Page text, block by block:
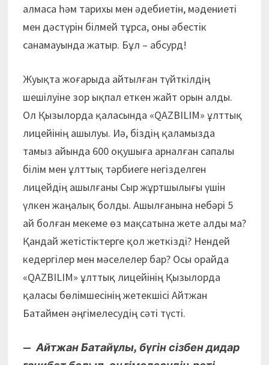
алмаса һәм тарихы мен әдебиетін, мәдениеті
мен дәстүрін білмей тұрса, оны әбестік
санамауында жатыр. Бұл – абсурд!
Жуықта жоғарыда айтылған түйткілдің
шешілуіне зор ықпал еткен жайт орын алды.
Ол Қызыл­орда қаласында «QAZBILIM» ұлттық
лицейінің ашылуы. Иә, біздің қаламызда
тамыз айында 600 оқушыға арналған сапалы
білім мен ұлттық тәрбиеге негізделген
лицейдің ашылғаны Сыр жұртшылығы үшін
үлкен жаңалық болды. Ашылғанына небәрі 5
ай болған мекеме өз мақсатына жете алды ма?
Қандай жетістіктерге қол жеткізді? Нендей
кедергілер мен мәселелер бар? Осы орайда
«QAZBILIM» ұлттық лицейінің Қызылорда
қаласы бөлімшесінің жетекшісі Айтжан
Батаймен әңгімелесудің сәті түсті.
— Айтжан Батайұлы, бүгін сізбен дидар